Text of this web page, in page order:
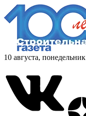
10 августа, понедельник